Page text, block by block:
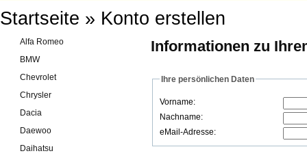
Startseite » Konto erstellen
Informationen zu
Ihre persönlichen Daten
Vorname:
Nachname:
eMail-Adresse:
Alfa Romeo
BMW
Chevrolet
Chrysler
Dacia
Daewoo
Daihatsu